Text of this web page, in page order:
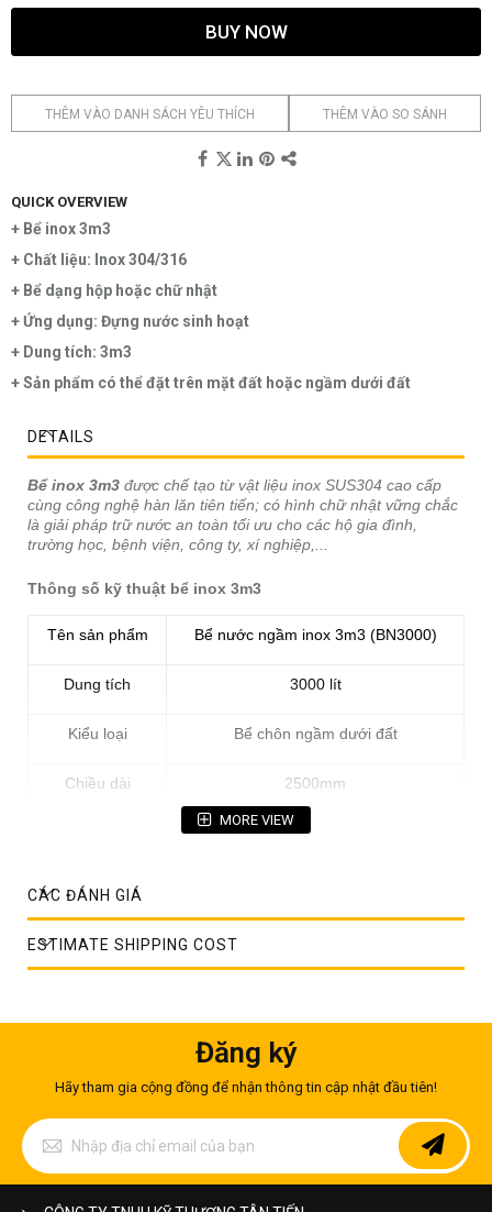
BUY NOW
THÊM VÀO DANH SÁCH YÊU THÍCH THÊM VÀO SO SÁNH
QUICK OVERVIEW
+ Bể inox 3m3
+ Chất liệu: Inox 304/316
+ Bể dạng hộp hoặc chữ nhật
+ Ứng dụng: Đựng nước sinh hoạt
+ Dung tích: 3m3
+ Sản phẩm có thể đặt trên mặt đất hoặc ngầm dưới đất
DETAILS
Bể inox 3m3 được chế tạo từ vật liệu inox SUS304 cao cấp
cùng công nghệ hàn lăn tiên tiến; có hình chữ nhật vững chắc
là giải pháp trữ nước an toàn tối ưu cho các hộ gia đình,
trường học, bệnh viện, công ty, xí nghiệp,...
Thông số kỹ thuật bể inox 3m3
Tên sản phẩm Bể nước ngầm inox 3m3 (BN3000)
Dung tích 3000 lít
Kiểu loại Bể chôn ngầm dưới đất
Chiều dài 2500mm
1200mm
Chiều cao
MORE VIEW
CÁC ĐÁNH GIÁ
ESTIMATE SHIPPING COST
Đăng ký
Hãy tham gia cộng đồng để nhận thông tin cập nhật đầu tiên!
Đăng
ký
để
nhận